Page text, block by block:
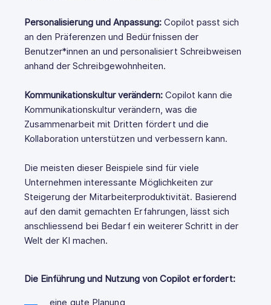
Personalisierung und Anpassung: Copilot passt sich
an den Präferenzen und Bedürfnissen der
Benutzer*innen an und personalisiert Schreibweisen
anhand der Schreibgewohnheiten.
Kommunikationskultur verändern: Copilot kann die
Kommunikationskultur verändern, was die
Zusammenarbeit mit Dritten fördert und die
Kollaboration unterstützen und verbessern kann.
Die meisten dieser Beispiele sind für viele
Unternehmen interessante Möglichkeiten zur
Steigerung der Mitarbeiterproduktivität. Basierend
auf den damit gemachten Erfahrungen, lässt sich
anschliessend bei Bedarf ein weiterer Schritt in der
Welt der KI machen.
Die Einführung und Nutzung von Copilot erfordert:
eine gute Planung